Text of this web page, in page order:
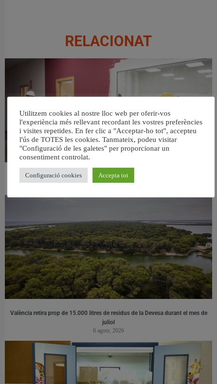
RELACIONAT
València ultima el nou centre per a persones majors del barri de Sant Antoni
6 agost, 2026
València retira prop de 15.000 litres de residus de la Devesa durant el mes de
juliol
6 agost, 2026
Utilitzem cookies al nostre lloc web per oferir-vos
l'experiència més rellevant recordant les vostres preferències
i visites repetides. En fer clic a "Acceptar-ho tot", accepteu
l'ús de TOTES les cookies. Tanmateix, podeu visitar
"Configuració de les galetes" per proporcionar un
consentiment controlat.
Configuració cookies Accepta tot